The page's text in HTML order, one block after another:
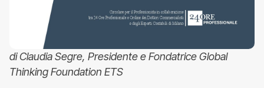
di Claudia Segre, Presidente e Fondatrice Global
Thinking Foundation ETS